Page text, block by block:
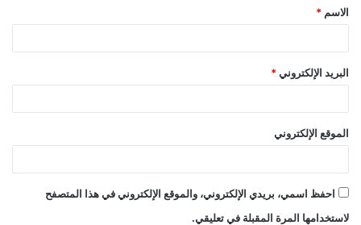
*
الاسم *
البريد الإلكتروني *
الموقع الإلكتروني
احفظ اسمي، بريدي الإلكتروني، والموقع الإلكتروني في هذا المتصفح
لاستخدامها المرة المقبلة في تعليقي.